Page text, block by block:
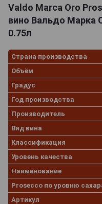
Valdo Marca Oro
вино Вальдо Марка
0.75л
Страна производства
Объём
Градус
Год производства
Производитель
Вид вина
Классификация
Уровень качества
Наименование
Prosecco по уровню
Артикул